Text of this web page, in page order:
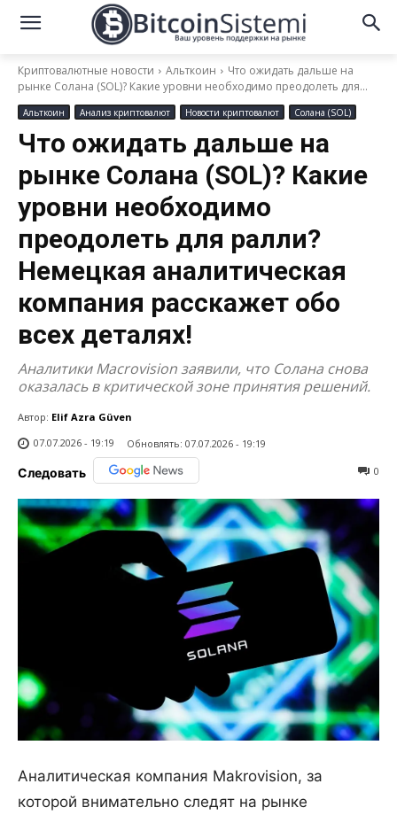
Криптовалютные новости Альткоин
Что ожидать дальше на
рынке Солана (SOL)? Какие уровни необходимо преодолеть для...
Альткоин Анализ криптовалют Новости криптовалют Солана (SOL)
Что ожидать дальше на
рынке Солана (SOL)? Какие
уровни необходимо
преодолеть для ралли?
Немецкая аналитическая
компания расскажет обо
всех деталях!
Аналитики Macrovision заявили, что Солана снова
оказалась в критической зоне принятия решений.
Автор: Elif Azra Güven
07.07.2026 - 19:19
Обновлять: 07.07.2026 - 19:19
Следовать 0
Аналитическая компания Makrovision, за
которой внимательно следят на рынке